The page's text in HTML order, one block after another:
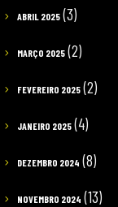
ABRIL 2025 (3)
MARÇO 2025 (2)
FEVEREIRO 2025 (2)
JANEIRO 2025 (4)
DEZEMBRO 2024 (8)
NOVEMBRO 2024 (13)